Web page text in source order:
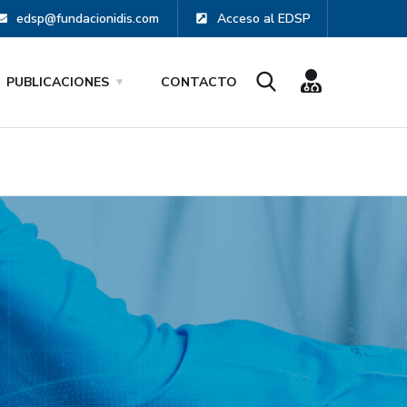
edsp@fundacionidis.com Acceso al EDSP
PUBLICACIONES CONTACTO